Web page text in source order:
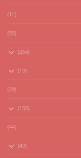
(14)
(55)
(254)
(19)
(29)
(150)
(44)
(49)